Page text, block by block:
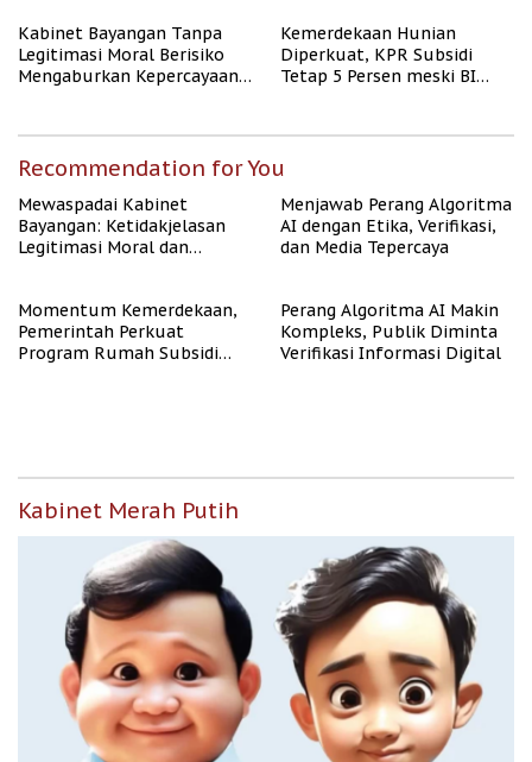
Kabinet Bayangan Tanpa
Legitimasi Moral Berisiko
Mengaburkan Kepercayaan
Kemerdekaan Hunian
Diperkuat, KPR Subsidi
Tetap 5 Persen meski BI
Recommendation for You
Mewaspadai Kabinet
Bayangan: Ketidakjelasan
Legitimasi Moral dan
Menjawab Perang Algoritma
AI dengan Etika, Verifikasi,
dan Media Tepercaya
Momentum Kemerdekaan,
Pemerintah Perkuat
Program Rumah Subsidi
Perang Algoritma AI Makin
Kompleks, Publik Diminta
Verifikasi Informasi Digital
Kabinet Merah Putih